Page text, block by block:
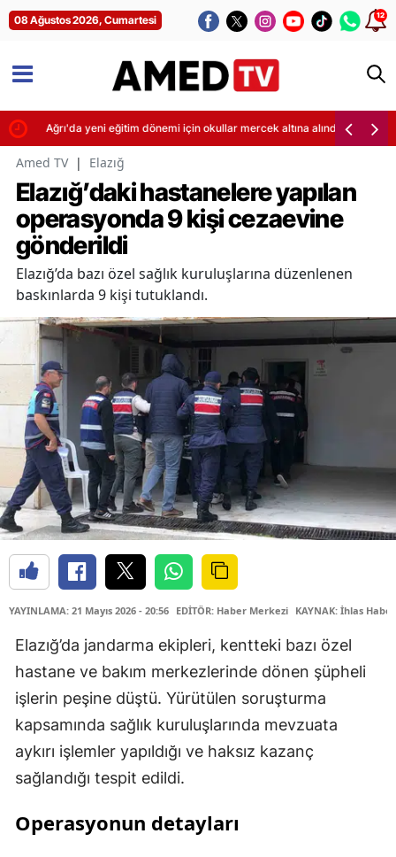
08 Ağustos 2026, Cumartesi 12
Ağrı'da yeni eğitim dönemi için okullar mercek altına alındı
Amed TV | Elazığ
Elazığ’daki hastanelere yapılan
operasyonda 9 kişi cezaevine
gönderildi
Elazığ’da bazı özel sağlık kuruluşlarına düzenlenen
baskınlarda 9 kişi tutuklandı.
YAYINLAMA: 21 Mayıs 2026 - 20:56 EDİTÖR: Haber Merkezi KAYNAK: İhlas
Elazığ’da jandarma ekipleri, kentteki bazı özel
hastane ve bakım merkezlerinde dönen şüpheli
işlerin peşine düştü. Yürütülen soruşturma
kapsamında sağlık kuruluşlarında mevzuata
aykırı işlemler yapıldığı ve haksız kazanç
sağlandığı tespit edildi.
Operasyonun detayları